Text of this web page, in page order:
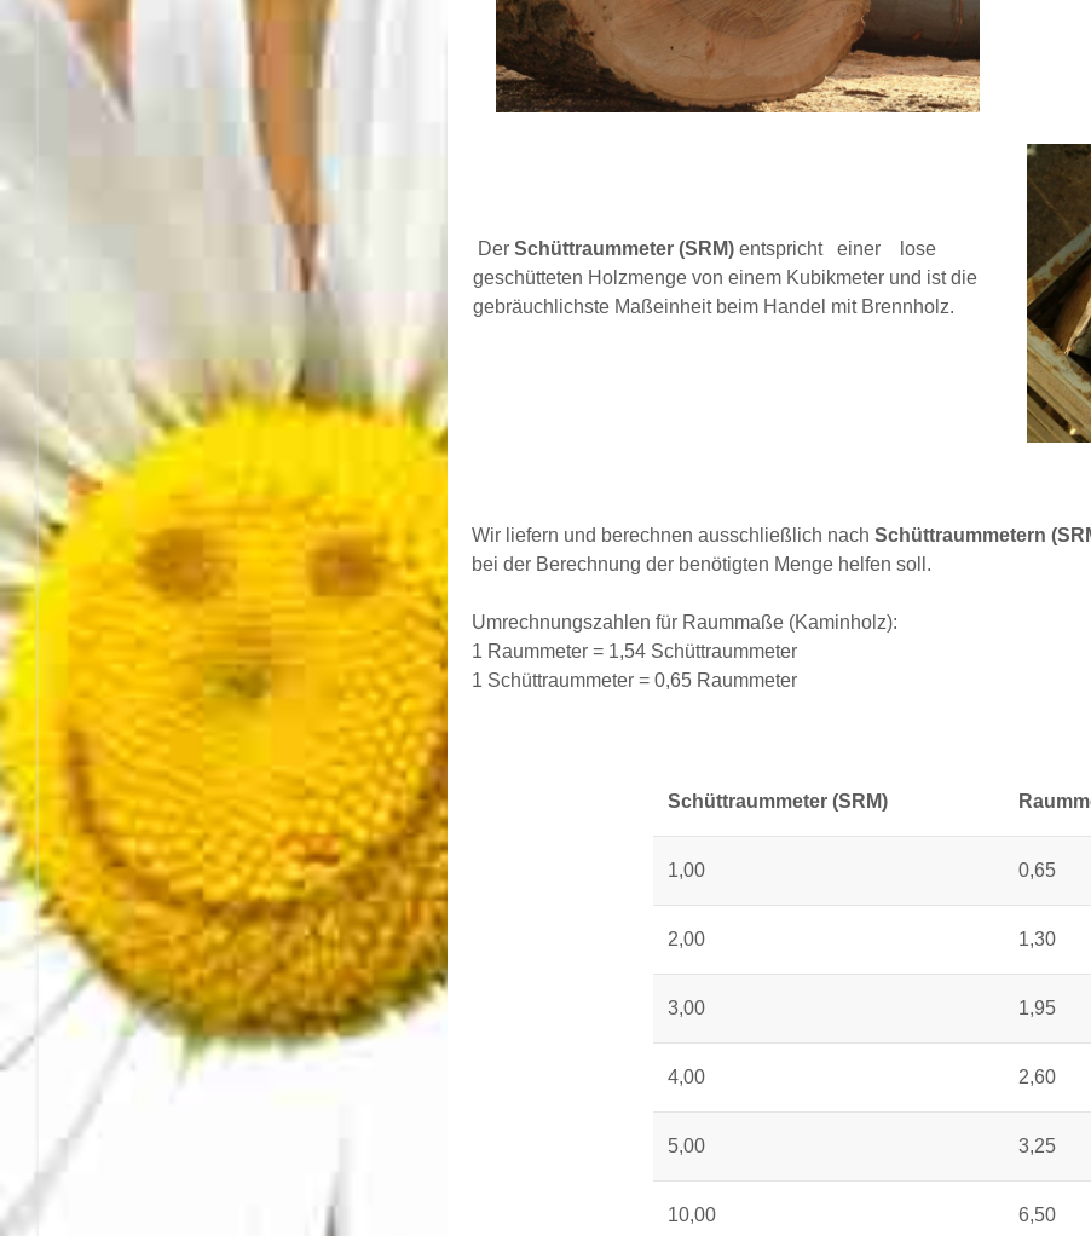
Der Schüttraummeter (SRM) entspricht einer lose
geschütteten Holzmenge von einem Kubikmeter und ist die
gebräuchlichste Maßeinheit beim Handel mit Brennholz.
Wir liefern und berechnen ausschließlich nach Schüttraummetern
bei der Berechnung der benötigten Menge helfen soll.
Umrechnungszahlen für Raummaße (Kaminholz):
1 Raummeter = 1,54 Schüttraummeter
1 Schüttraummeter = 0,65 Raummeter
Schüttraummeter (SRM)
1,00 0,65
2,00 1,30
3,00 1,95
4,00 2,60
5,00 3,25
10,00 6,50